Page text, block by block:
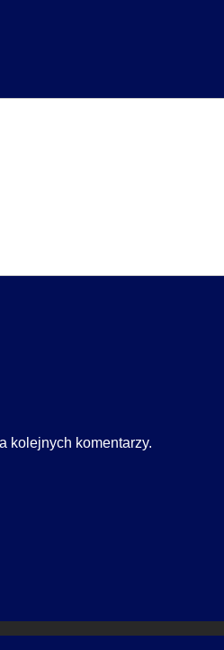
kolejnych komentarzy.